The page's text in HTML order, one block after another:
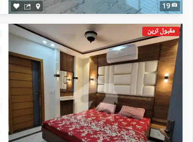
19
مقبول ترین